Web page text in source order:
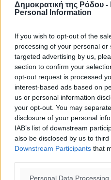
Δημοκρατική της Ρόδου -
Personal Information
If you wish to opt-out of the
processing of your personal
targeted advertising by us,
section to confirm your
opt-out request is processed
interest-based ads based on
us or personal information
your opt-out. You may
disclosure of your personal
IAB’s list of downstream
also be disclosed by us to
Downstream Participants that
Personal Data
Υπενθύμιση: